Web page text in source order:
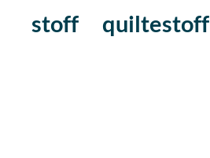
stoff quiltestoff